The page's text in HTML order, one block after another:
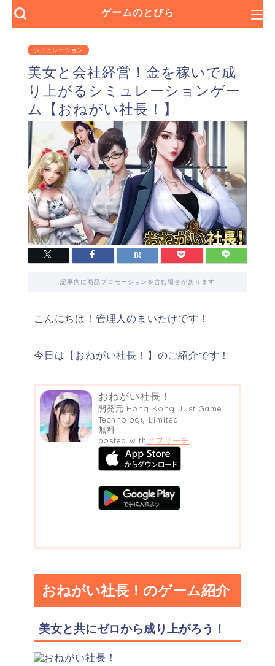
ゲームのとびら
シミュレーション
美女と会社経営！金を稼いで成
り上がるシミュレーションゲー
ム【おねがい社長！】
記事内に商品プロモーションを含む場合があります
こんにちは！管理人のまいたけです！
今日は【おねがい社長！】のご紹介です！
おねがい社長！
開発元:Hong Kong Just Game
Technology Limited
無料
posted withアプリーチ
おねがい社長！のゲーム紹介
美女と共にゼロから成り上がろう！